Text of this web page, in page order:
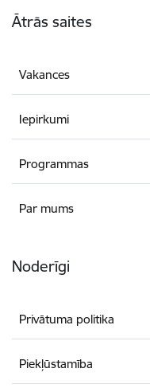
Ātrās saites
Vakances
Iepirkumi
Programmas
Par mums
Noderīgi
Privātuma politika
Piekļūstamība